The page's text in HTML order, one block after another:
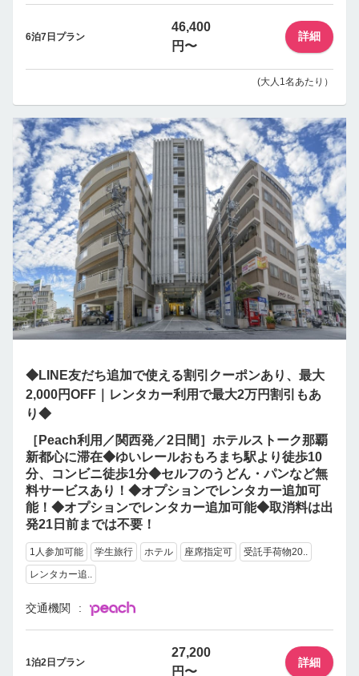
6泊7日プラン
46,400
円〜
詳細
(大人1名あたり）
◆LINE友だち追加で使える割引クーポンあり、最大
2,000円OFF｜レンタカー利用で最大2万円割引もあ
り◆
［Peach利用／関西発／2日間］ホテルストーク那覇
新都心に滞在◆ゆいレールおもろまち駅より徒歩10
分、コンビニ徒歩1分◆セルフのうどん・パンなど無
料サービスあり！◆オプションでレンタカー追加可
能！◆オプションでレンタカー追加可能◆取消料は出
発21日前までは不要！
1人参加可能 学生旅行 ホテル 座席指定可
受託手荷物20..
レンタカー追..
交通機関
1泊2日プラン
27,200
円〜
詳細